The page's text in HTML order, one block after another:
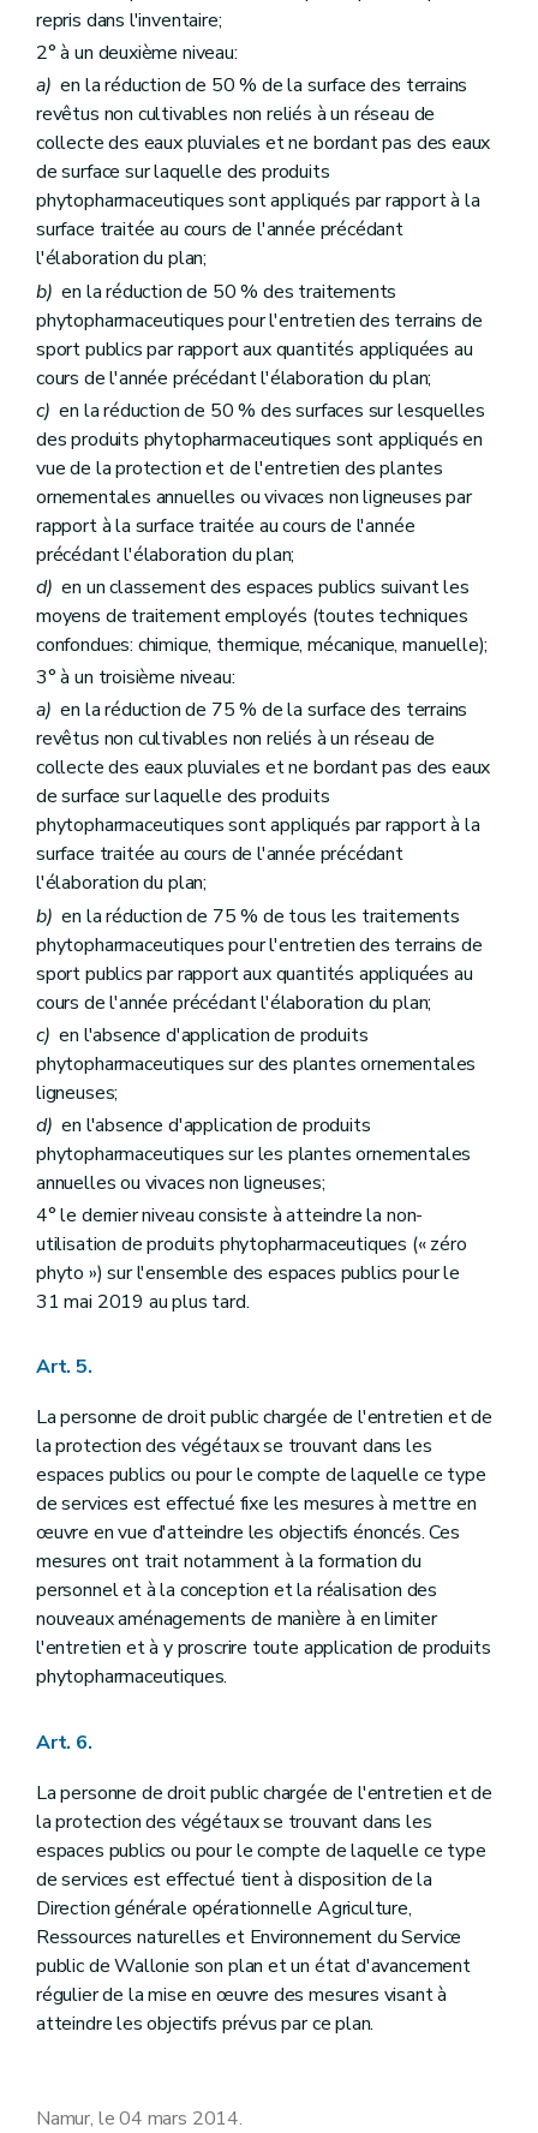
repris dans l'inventaire;
2° à un deuxième niveau:
a) en la réduction de 50 % de la surface des terrains
revêtus non cultivables non reliés à un réseau de
collecte des eaux pluviales et ne bordant pas des eaux
de surface sur laquelle des produits
phytopharmaceutiques sont appliqués par rapport à la
surface traitée au cours de l'année précédant
l'élaboration du plan;
b) en la réduction de 50 % des traitements
phytopharmaceutiques pour l'entretien des terrains de
sport publics par rapport aux quantités appliquées au
cours de l'année précédant l'élaboration du plan;
c) en la réduction de 50 % des surfaces sur lesquelles
des produits phytopharmaceutiques sont appliqués en
vue de la protection et de l'entretien des plantes
ornementales annuelles ou vivaces non ligneuses par
rapport à la surface traitée au cours de l'année
précédant l'élaboration du plan;
d) en un classement des espaces publics suivant les
moyens de traitement employés (toutes techniques
confondues: chimique, thermique, mécanique, manuelle);
3° à un troisième niveau:
a) en la réduction de 75 % de la surface des terrains
revêtus non cultivables non reliés à un réseau de
collecte des eaux pluviales et ne bordant pas des eaux
de surface sur laquelle des produits
phytopharmaceutiques sont appliqués par rapport à la
surface traitée au cours de l'année précédant
l'élaboration du plan;
b) en la réduction de 75 % de tous les traitements
phytopharmaceutiques pour l'entretien des terrains de
sport publics par rapport aux quantités appliquées au
cours de l'année précédant l'élaboration du plan;
c) en l'absence d'application de produits
phytopharmaceutiques sur des plantes ornementales
ligneuses;
d) en l'absence d'application de produits
phytopharmaceutiques sur les plantes ornementales
annuelles ou vivaces non ligneuses;
4° le dernier niveau consiste à atteindre la non-
utilisation de produits phytopharmaceutiques (« zéro
phyto ») sur l'ensemble des espaces publics pour le
31 mai 2019 au plus tard.
Art. 5.
La personne de droit public chargée de l'entretien et de
la protection des végétaux se trouvant dans les
espaces publics ou pour le compte de laquelle ce type
de services est effectué fixe les mesures à mettre en
œuvre en vue d'atteindre les objectifs énoncés. Ces
mesures ont trait notamment à la formation du
personnel et à la conception et la réalisation des
nouveaux aménagements de manière à en limiter
l'entretien et à y proscrire toute application de produits
phytopharmaceutiques.
Art. 6.
La personne de droit public chargée de l'entretien et de
la protection des végétaux se trouvant dans les
espaces publics ou pour le compte de laquelle ce type
de services est effectué tient à disposition de la
Direction générale opérationnelle Agriculture,
Ressources naturelles et Environnement du Service
public de Wallonie son plan et un état d'avancement
régulier de la mise en œuvre des mesures visant à
atteindre les objectifs prévus par ce plan.
Namur, le 04 mars 2014.